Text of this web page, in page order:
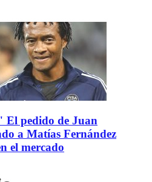
pedido de Juan
a Matías Fernández
el mercado